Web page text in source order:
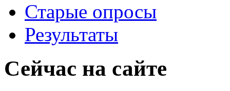
Старые опросы
Результаты
Сейчас на сайте